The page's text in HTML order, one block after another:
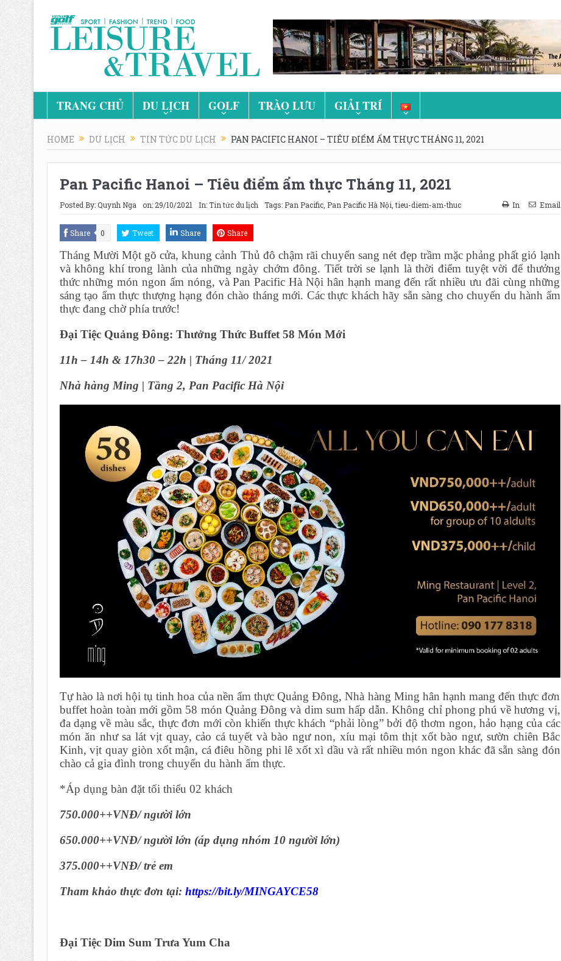
TRANG CHỦ DU LỊCH GOLF TRÀO LƯU GIẢI TRÍ
HOME DU LỊCH TIN TỨC DU LỊCH PAN PACIFIC HANOI – TIÊU ĐIỂM ẨM THỰC THÁNG 11, 2021
Pan Pacific Hanoi – Tiêu điểm ẩm thực Tháng 11, 2021
Posted By:Quynh Nga on: 29/10/2021 In:Tin tức du lịch Tags: Pan Pacific, Pan Pacific Hà Nội ,tieu-diem-am-thuc In Email
Share 0 Tweet Share Share
Tháng Mười Một gõ cửa, khung cảnh Thủ đô chậm rãi chuyển sang nét đẹp trầm mặc phảng phất gió lạnh
và không khí trong lành của những ngày chớm đông. Tiết trời se lạnh là thời điểm tuyệt vời để thưởng
thức những món ngon ấm nóng, và Pan Pacific Hà Nội hân hạnh mang đến rất nhiều ưu đãi cùng những
sáng tạo ẩm thực thượng hạng đón chào tháng mới. Các thực khách hãy sẵn sàng cho chuyến du hành ẩm
thực đang chờ phía trước!
Đại Tiệc Quảng Đông: Thưởng Thức Buffet 58 Món Mới
11h – 14h & 17h30 – 22h | Tháng 11/ 2021
Nhà hàng Ming | Tầng 2, Pan Pacific Hà Nội
Tự hào là nơi hội tụ tinh hoa của nền ẩm thực Quảng Đông, Nhà hàng Ming hân hạnh mang đến thực đơn
buffet hoàn toàn mới gồm 58 món Quảng Đông và dim sum hấp dẫn. Không chỉ phong phú về hương vị,
đa dạng về màu sắc, thực đơn mới còn khiến thực khách “phải lòng” bởi độ thơm ngon, hảo hạng của các
món ăn như sa lát vịt quay, cảo cá tuyết và bào ngư non, xíu mại tôm thịt xốt bào ngư, sườn chiên Bắc
Kinh, vịt quay giòn xốt mận, cá điêu hồng phi lê xốt xì dầu và rất nhiều món ngon khác đã sẵn sàng đón
chào cả gia đình trong chuyến du hành ẩm thực.
*Áp dụng bàn đặt tối thiểu 02 khách
750.000++VNĐ/ người lớn
650.000++VNĐ/ người lớn (áp dụng nhóm 10 người lớn)
375.000++VNĐ/ trẻ em
Tham khảo thực đơn tại: https://bit.ly/MINGAYCE58
Đại Tiệc Dim Sum Trưa Yum Cha